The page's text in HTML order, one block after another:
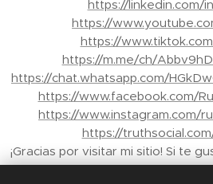
https://linkedin.com/
https://
https://
https://m.me/ch/
https://chat.whatsapp.com/
https://www.facebook.com/
https://www.instagram.com/
https://
¡Gracias por visitar mi sitio! Si te
trabajo, puedes enviar propinas